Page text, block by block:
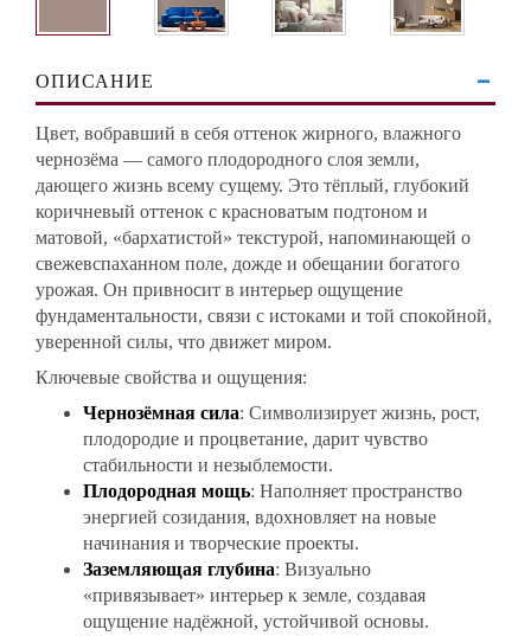
ОПИСАНИЕ
Цвет, вобравший в себя оттенок жирного, влажного
чернозёма — самого плодородного слоя земли,
дающего жизнь всему сущему. Это тёплый, глубокий
коричневый оттенок с красноватым подтоном и
матовой, «бархатистой» текстурой, напоминающей о
свежевспаханном поле, дожде и обещании богатого
урожая. Он привносит в интерьер ощущение
фундаментальности, связи с истоками и той спокойной,
уверенной силы, что движет миром.
Ключевые свойства и ощущения:
Чернозёмная сила: Символизирует жизнь, рост,
плодородие и процветание, дарит чувство
стабильности и незыблемости.
Плодородная мощь: Наполняет пространство
энергией созидания, вдохновляет на новые
начинания и творческие проекты.
Заземляющая глубина: Визуально
«привязывает» интерьер к земле, создавая
ощущение надёжной, устойчивой основы.